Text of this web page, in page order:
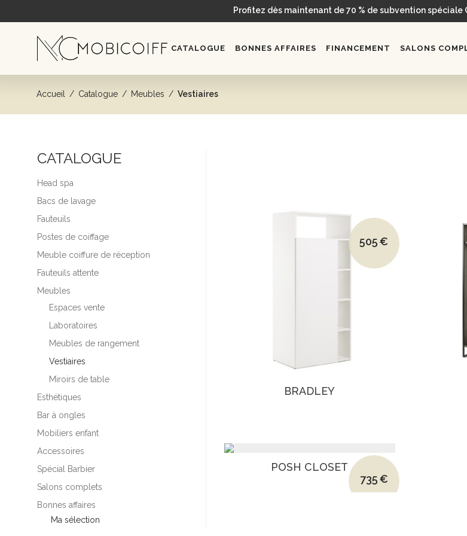
Profitez dès maintenant de 70 % de subvention spéciale
CATALOGUE BONNES AFFAIRES FINANCEMENT SALONS
Accueil / Catalogue / Meubles / Vestiaires
CATALOGUE
Head spa
Bacs de lavage
Fauteuils
Postes de coiffage
Meuble coiffure de réception
Fauteuils attente
Meubles
Espaces vente
Laboratoires
Meubles de rangement
Vestiaires
Miroirs de table
Esthétiques
Bar à ongles
Mobiliers enfant
Accessoires
Spécial Barbier
Salons complets
Bonnes affaires
Ma sélection
Le prix initial était :
505 €
Le prix actuel est : 505€.
BRADLEY
Le prix initial était : 990€.
735€
POSH CLOSET